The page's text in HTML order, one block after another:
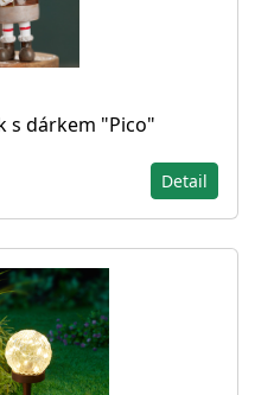
s dárkem "Pico"
Detail